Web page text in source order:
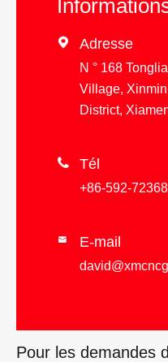
 Adresse
N ° 168
Village,
District,
 Tél
+86-592-
 E-mail
Pour les demandes